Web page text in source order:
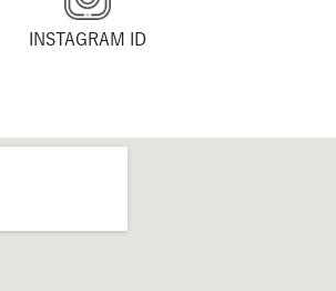
INSTAGRAM ID